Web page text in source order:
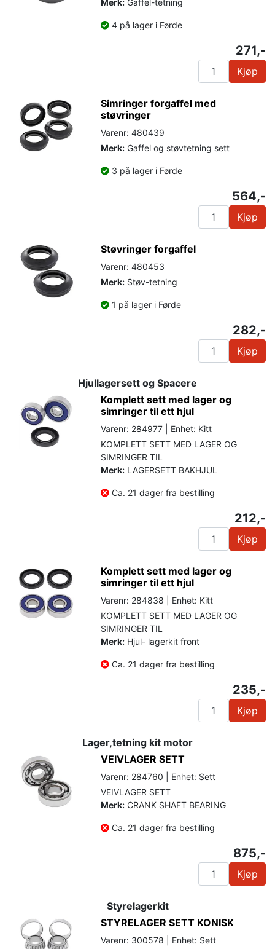
4 på lager i Førde
271,-
Kjøp
Simringer forgaffel med
støvringer
Varenr: 480439
Merk: Gaffel og støvtetning sett
3 på lager i Førde
564,-
Kjøp
Støvringer forgaffel
Varenr: 480453
Merk: Støv-tetning
1 på lager i Førde
282,-
Kjøp
Hjullagersett og Spacere
Komplett sett med lager og
simringer til ett hjul
Varenr: 284977 | Enhet: Kitt
KOMPLETT SETT MED LAGER OG
SIMRINGER TIL
Merk: LAGERSETT BAKHJUL
Ca. 21 dager fra bestilling
212,-
Kjøp
Komplett sett med lager og
simringer til ett hjul
Varenr: 284838 | Enhet: Kitt
KOMPLETT SETT MED LAGER OG
SIMRINGER TIL
Merk: Hjul- lagerkit front
Ca. 21 dager fra bestilling
235,-
Kjøp
Lager,tetning kit motor
VEIVLAGER SETT
Varenr: 284760 | Enhet: Sett
VEIVLAGER SETT
Merk: CRANK SHAFT BEARING
Ca. 21 dager fra bestilling
875,-
Kjøp
Styrelagerkit
STYRELAGER SETT KONISK
Varenr: 300578 | Enhet: Sett